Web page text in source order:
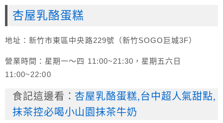
杏屋乳酪蛋糕
地址：新竹市東區中央路229號（新竹SOGO巨城3F）
營業時間：星期一～四 11:00~21:30，星期五六日
11:00~22:00
食記這邊看： 杏屋乳酪蛋糕,台中超人氣甜點,
抹茶控必喝小山園抹茶牛奶